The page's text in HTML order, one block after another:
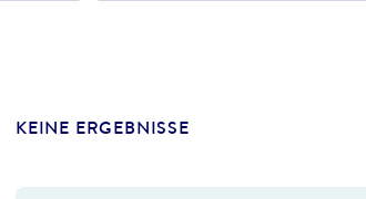
KEINE ERGEBNISSE